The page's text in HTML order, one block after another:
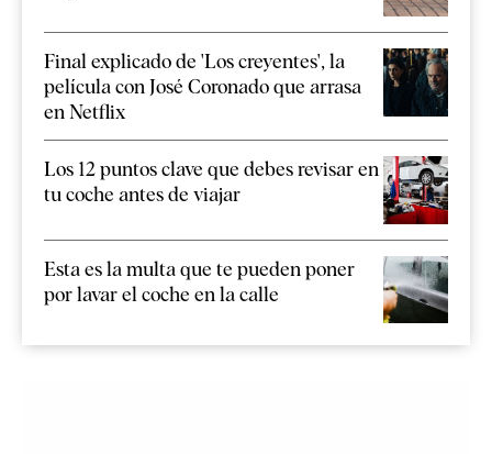
Final explicado de 'Los creyentes', la
película con José Coronado que arrasa
en Netflix
Los 12 puntos clave que debes revisar en
tu coche antes de viajar
Esta es la multa que te pueden poner
por lavar el coche en la calle